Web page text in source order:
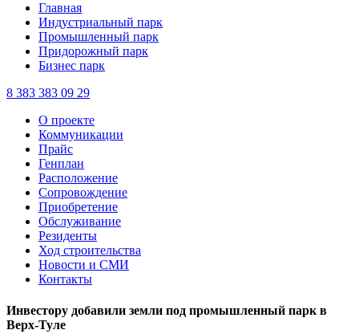
Главная
Индустриальный парк
Промышленный парк
Придорожный парк
Бизнес парк
8 383 383 09 29
О проекте
Коммуникации
Прайс
Генплан
Расположение
Сопровождение
Приобретение
Обслуживание
Резиденты
Ход строительства
Новости и СМИ
Контакты
Инвестору добавили земли под промышленный парк в
Верх-Туле